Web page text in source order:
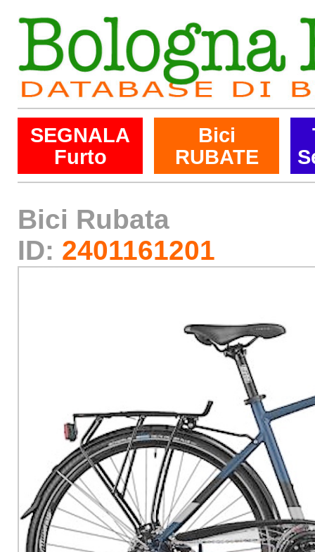
SEGNALA
Furto
Bici
RUBATE
Bici Rubata
ID: 2401161201